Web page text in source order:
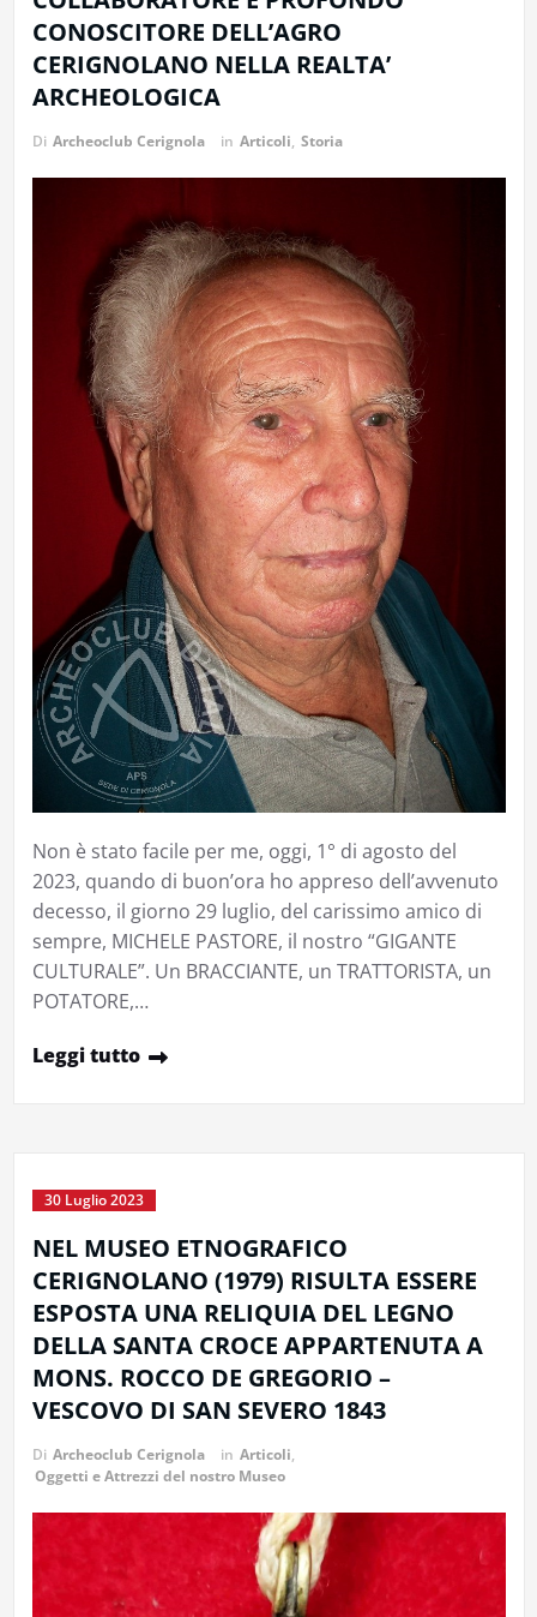
CONOSCITORE DELL’AGRO
CERIGNOLANO NELLA REALTA’
ARCHEOLOGICA
Di Archeoclub Cerignola in Articoli, Storia
Non è stato facile per me, oggi, 1° di agosto del
2023, quando di buon’ora ho appreso dell’avvenuto
decesso, il giorno 29 luglio, del carissimo amico di
sempre, MICHELE PASTORE, il nostro “GIGANTE
CULTURALE”. Un BRACCIANTE, un TRATTORISTA, un
POTATORE,…
Leggi tutto
30 Luglio 2023
NEL MUSEO ETNOGRAFICO
CERIGNOLANO (1979) RISULTA ESSERE
ESPOSTA UNA RELIQUIA DEL LEGNO
DELLA SANTA CROCE APPARTENUTA A
MONS. ROCCO DE GREGORIO –
VESCOVO DI SAN SEVERO 1843
Di Archeoclub Cerignola in Articoli,
Oggetti e Attrezzi del nostro Museo